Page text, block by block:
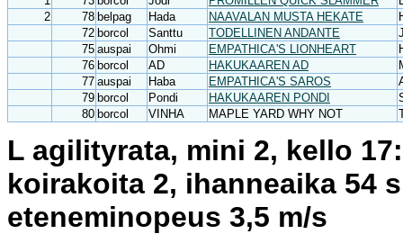
2
78 belpag Hada NAAVALAN MUSTA HEKATE
72 borcol Santtu TODELLINEN ANDANTE
75 auspai Ohmi EMPATHICA'S LIONHEART
76 borcol AD HAKUKAAREN AD
77 auspai Haba EMPATHICA'S SAROS
79 borcol Pondi HAKUKAAREN PONDI
80 borcol VINHA MAPLE YARD WHY NOT
L agilityrata, mini 2, kello
koirakoita 2, ihanneaika 54
eteneminopeus 3,5 m/s